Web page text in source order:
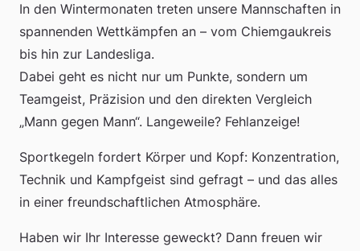
In den Wintermonaten treten unsere Mannschaften in
spannenden Wettkämpfen an – vom Chiemgaukreis
bis hin zur Landesliga.
Dabei geht es nicht nur um Punkte, sondern um
Teamgeist, Präzision und den direkten Vergleich
„Mann gegen Mann“. Langeweile? Fehlanzeige!
Sportkegeln fordert Körper und Kopf: Konzentration,
Technik und Kampfgeist sind gefragt – und das alles
in einer freundschaftlichen Atmosphäre.
Haben wir Ihr Interesse geweckt? Dann freuen wir